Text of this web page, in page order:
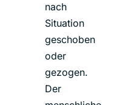
nach
Situation
geschoben
oder
gezogen.
Der